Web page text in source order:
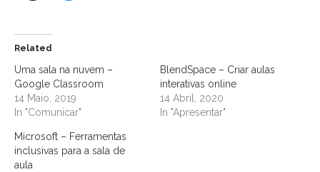
Related
Uma sala na nuvem –
Google Classroom
14 Maio, 2019
In "Comunicar"
BlendSpace – Criar aulas
interativas online
14 Abril, 2020
In "Apresentar"
Microsoft – Ferramentas
inclusivas para a sala de
aula